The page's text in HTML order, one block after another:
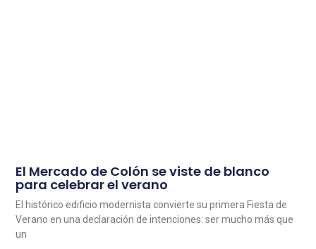
El Mercado de Colón se viste de blanco
para celebrar el verano
El histórico edificio modernista convierte su primera Fiesta de
Verano en una declaración de intenciones: ser mucho más que
un